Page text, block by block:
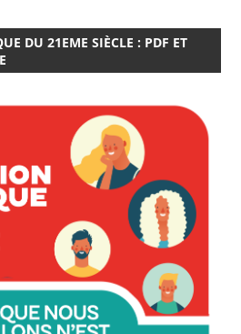
DU 21EME SIÈCLE : PDF ET